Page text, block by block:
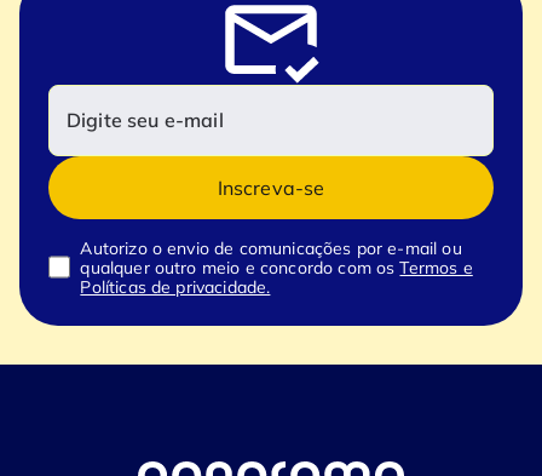
Inscreva-se
Autorizo o envio de comunicações por e-mail ou
qualquer outro meio e concordo com osTermos e
Políticas de privacidade.